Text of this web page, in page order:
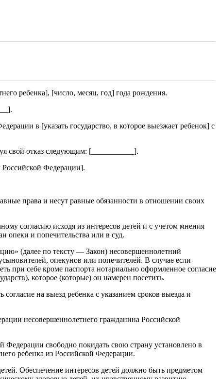
ребенка], [число, месяц, год] года рождения.
].
в [указать государство, в которое выезжает ребенок] с
свой отказ следующим: [
].
Российской Федерации].
права и несут равные обязанности в отношении своих
согласию исходя из интересов детей и с учетом мнения
опеки и попечительства или в суд.
(далее по тексту — Закон) несовершеннолетний
опекунов или попечителей. В случае если
при себе кроме паспорта нотариально оформленное согласие
которое (которые) он намерен посетить.
на выезд ребенка с указанием сроков выезда и
несовершеннолетнего гражданина Российской
Федерации свободно покидать свою страну установлено в
ребенка из Российской Федерации.
Обеспечение интересов детей должно быть предметом